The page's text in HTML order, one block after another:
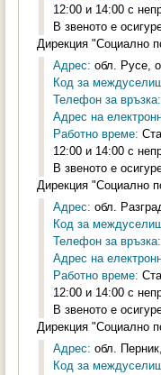
12:00 и 14:00 с
В звеното е
Дирекция "Социално
Адрес: обл. Русе,
Код за
Телефон за връзка:
Адрес на
Работно време:
12:00 и 14:00 с
В звеното е
Дирекция "Социално
Адрес: обл.
Код за
Телефон за връзка:
Адрес на
Работно време:
12:00 и 14:00 с
В звеното е
Дирекция "Социално
Адрес: обл.
Код за